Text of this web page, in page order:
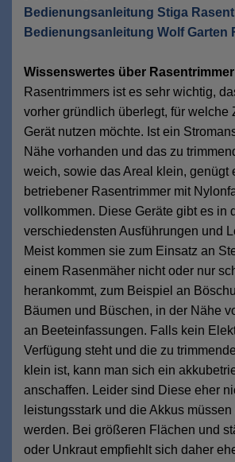
Bedienungsanleitung Stiga
Bedienungsanleitung Wolf Garten
Wissenswertes über Rasentrimmer
Rasentrimmers ist es sehr wichtig,
vorher gründlich überlegt, für welche
Gerät nutzen möchte. Ist ein
Nähe vorhanden und das zu
weich, sowie das Areal klein, genügt
betriebener Rasentrimmer mit
vollkommen. Diese Geräte gibt es in
verschiedensten Ausführungen und
Meist kommen sie zum Einsatz an
einem Rasenmäher nicht oder nur
herankommt, zum Beispiel an
Bäumen und Büschen, in der Nähe
an Beeteinfassungen. Falls kein
Verfügung steht und die zu
klein ist, kann man sich ein
anschaffen. Leider sind Diese eher
leistungsstark und die Akkus
werden. Bei größeren Flächen und
oder Unkraut empfiehlt sich daher